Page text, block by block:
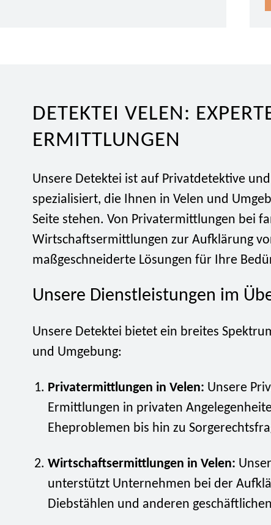
DETEKTEI VELEN:
ERMITTLUNGEN
Unsere Detektei ist auf Privatdetektive
spezialisiert, die Ihnen in Velen und
Seite stehen. Von Privatermittlungen bei
Wirtschaftsermittlungen zur Aufklärung
maßgeschneiderte Lösungen für Ihre
Unsere Dienstleistungen im
Unsere Detektei bietet ein breites
und Umgebung:
Privatermittlungen in Velen: Unsere
Ermittlungen in privaten
Eheproblemen bis hin zu
Wirtschaftsermittlungen in Velen:
unterstützt Unternehmen bei der
Diebstählen und anderen